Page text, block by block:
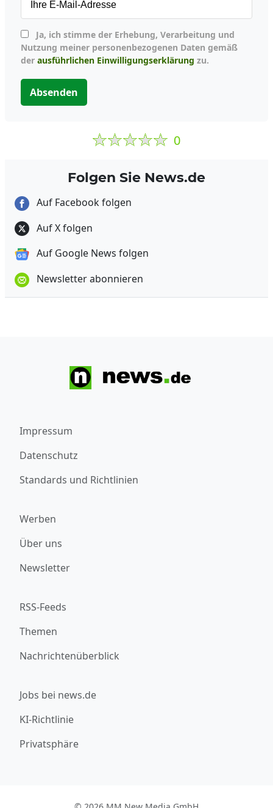
Nutzung meiner personenbezogenen Daten gemäß
der ausführlichen Einwilligungserklärung zu.
Absenden
0
Folgen Sie News.de
Auf Facebook folgen
Auf X folgen
Auf Google News folgen
Newsletter abonnieren
Impressum
Datenschutz
Standards und Richtlinien
Werben
Über uns
Newsletter
RSS-Feeds
Themen
Nachrichtenüberblick
Jobs bei news.de
KI-Richtlinie
Privatsphäre